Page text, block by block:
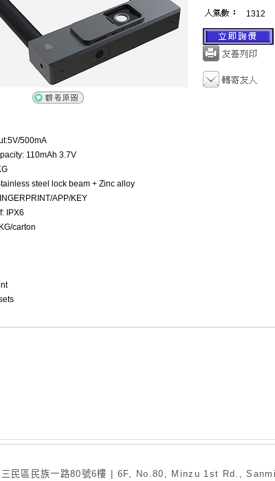
1312
500mA
110mAh 3.7V
steel lock beam + Zinc alloy
APP/KEY
IPX6
carton
民區民族一路80號6樓 | 6F, No.80, Minzu 1st Rd.,